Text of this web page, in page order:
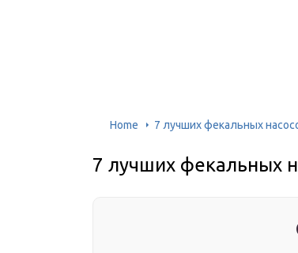
Home 7 лучших фекальных
7 лучших фекальных